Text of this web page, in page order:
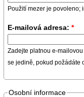
Použití mezer je povoleno;
E-mailová adresa: *
Zadejte platnou e-
se jedině, pokud požádáte
Osobní informace